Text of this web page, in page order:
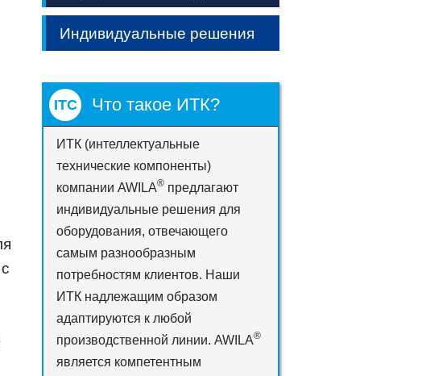
Индивидуальные решения
Что такое ИТК?
ИТК (интеллектуальные
технические компоненты)
компании AWILA®предлагают
индивидуальные решения для
оборудования, отвечающего
самым разнообразным
потребностям клиентов. Наши
ИТК надлежащим образом
адаптируются к любой
производственной линии. AWILA®
является компетентным